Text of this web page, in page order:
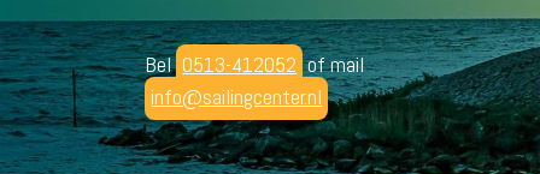
Bel 0513-412052 of mail
info@sailingcenter.nl